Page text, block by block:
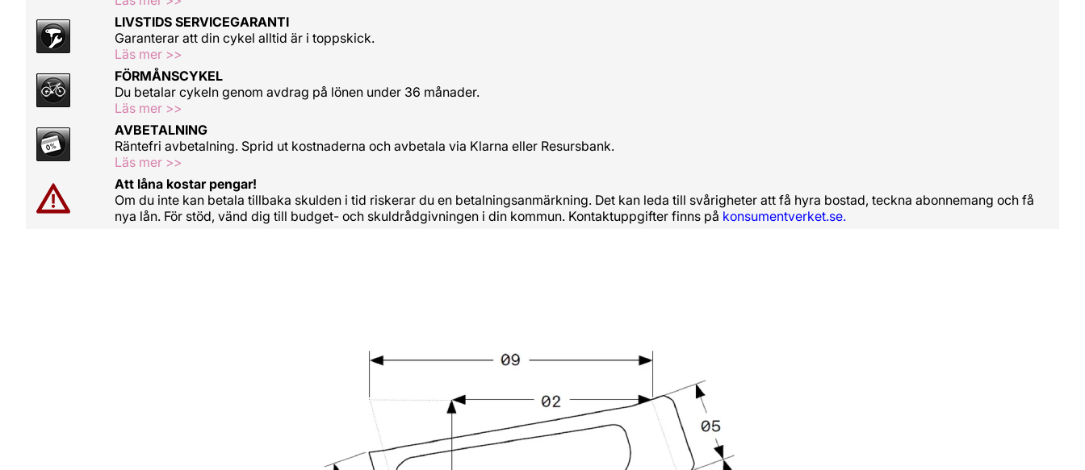
LIVSTIDS SERVICEGARANTI
Garanterar att din cykel alltid är i toppskick.
Läs mer >>
FÖRMÅNSCYKEL
Du betalar cykeln genom avdrag på lönen under 36 månader.
Läs mer >>
AVBETALNING
Räntefri avbetalning. Sprid ut kostnaderna och avbetala via Klarna eller Resursbank.
Läs mer >>
Att låna kostar pengar!
Om du inte kan betala tillbaka skulden i tid riskerar du en betalningsanmärkning. Det kan leda till svårigheter att få hyra bostad, teckna abonnemang och få
nya lån. För stöd, vänd dig till budget- och skuldrådgivningen i din kommun. Kontaktuppgifter finns på konsumentverket.se.